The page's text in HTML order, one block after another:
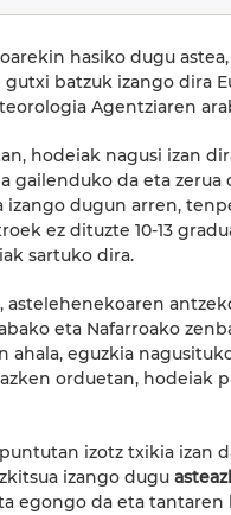
hasiko dugu astea,
batzuk izango dira
Agentziaren
hodeiak nagusi izan
gailenduko da eta
izango dugun arren,
ez dituzte 10-13
sartuko dira.
astelehenekoaren
eta Nafarroako
ahala, eguzkia
orduetan, hodeiak
izotz txikia izan
izango dugu
egongo da eta tantaren